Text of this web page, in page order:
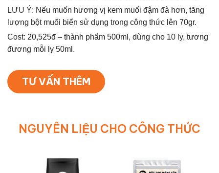
LƯU Ý: Nếu muốn hương vị kem muối đậm đà hơn, tăng
lượng bột muối biển sử dụng trong công thức lên 70gr.
Cost: 20,525đ – thành phẩm 500ml, dùng cho 10 ly, tương
đương mỗi ly 50ml.
TƯ VẤN THÊM
NGUYÊN LIỆU CHO CÔNG THỨC